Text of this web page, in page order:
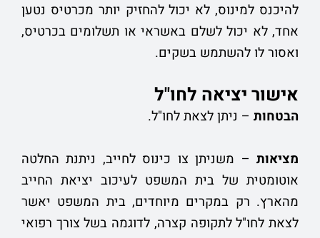
להיכנס למינוס, לא יכול להחזיק יותר מכרטיס נטען
אחד, לא יכול לשלם באשראי או תשלומים בכרטיס,
ואסור לו להשתמש בשקים.
אישור יציאה לחו"ל
הבטחות – ניתן לצאת לחו"ל.
מציאות – משניתן צו כינוס לחייב, ניתנת החלטה
אוטומטית של בית המשפט לעיכוב יציאת החייב
מהארץ. רק במקרים מיוחדים, בית המשפט יאשר
לצאת לחו"ל לתקופה קצרה, לדוגמה בשל צורך רפואי